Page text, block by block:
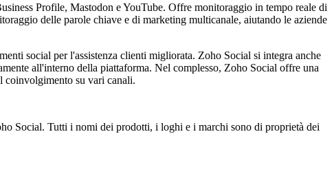
Profile, Mastodon e YouTube. Offre monitoraggio in tempo reale di
delle parole chiave e di marketing multicanale, aiutando le aziende
social per l'assistenza clienti migliorata. Zoho Social si integra anche
all'interno della piattaforma. Nel complesso, Zoho Social offre una
coinvolgimento su vari canali.
Social. Tutti i nomi dei prodotti, i loghi e i marchi sono di proprietà dei